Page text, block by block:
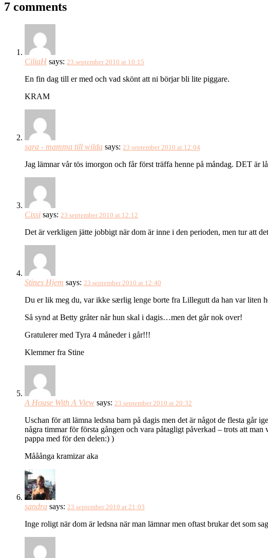
7 comments
CiliaH says: 23 september 2010 at 10:15
En fin dag till er med och vad skönt att ni börjar bli lite piggare.
KRAM
sara - mamma till wilda says: 23 september 2010 at 12:04
Jag lämnar vår tös imorgon och får först träffa henne på måndag. DET är
Cissi says: 23 september 2010 at 12:12
Det är verkligen jätte jobbigt när dom är inne i den perioden, men tur att
Stines Hjem says: 23 september 2010 at 12:40
Du er lik meg du, var ikke særlig lenge borte fra Lillegutt da han var liten
Så synd at Betty gråter når hun skal i dagis…men det går nok over!
Gratulerer med Tyra 4 måneder i går!!!
Klemmer fra Stine
A House With A View says: 23 september 2010 at 20:32
Uschan för att lämna ledsna barn på dagis men det är något de flesta går
några timmar för första gången och vara påtagligt påverkad – trots att
pappa med för den delen:) )
Mååånga kramizar aka
sandra says: 23 september 2010 at 21:03
Inge roligt när dom är ledsna när man lämnar men oftast brukar det som